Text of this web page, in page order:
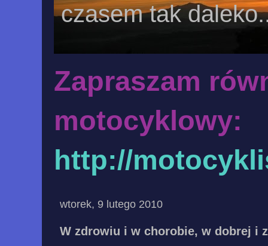
czasem tak
Zapraszam
motocyklowy:
http://
wtorek, 9 lutego 2010
W zdrowiu i w chorobie, w dobrej i